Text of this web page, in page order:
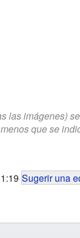
las imágenes)
que se
Sugerir una